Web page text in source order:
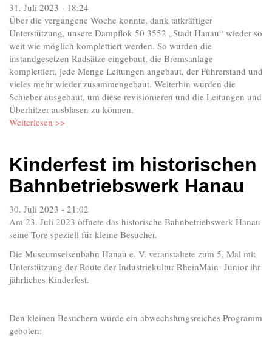
31. Juli 2023 - 18:24
Über die vergangene Woche konnte, dank tatkräftiger
Unterstützung, unsere Dampflok 50 3552 „Stadt Hanau“ wieder so
weit wie möglich komplettiert werden. So wurden die
instandgesetzen Radsätze eingebaut, die Bremsanlage
komplettiert, jede Menge Leitungen angebaut, der Führerstand und
vieles mehr wieder zusammengebaut. Weiterhin wurden die
Schieber ausgebaut, um diese revisionieren und die Leitungen und
Überhitzer ausblasen zu können.
Weiterlesen >>
Kinderfest im historischen
Bahnbetriebswerk Hanau
30. Juli 2023 - 21:02
Am 23. Juli 2023 öffnete das historische Bahnbetriebswerk Hanau
seine Tore speziell für kleine Besucher.
Die Museumseisenbahn Hanau e. V. veranstaltete zum 5. Mal mit
Unterstützung der Route der Industriekultur RheinMain- Junior ihr
jährliches Kinderfest.
Den kleinen Besuchern wurde ein abwechslungsreiches Programm
geboten: